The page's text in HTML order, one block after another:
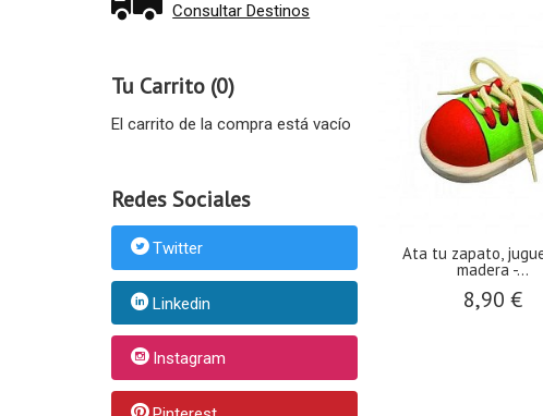
Consultar Destinos
Tu Carrito (0)
El carrito de la compra está vacío
Redes Sociales
Twitter
Linkedin
Instagram
Set de Alimentación para
Muñecas -...
32,95 €
Peluche star activities "La